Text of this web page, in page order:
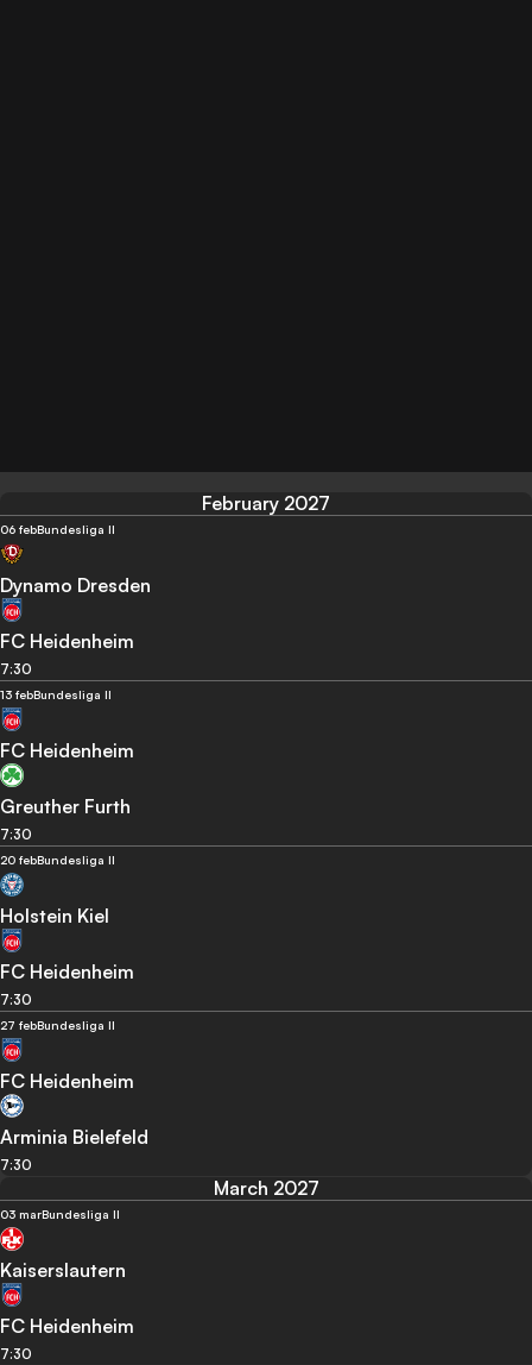
February 2027
06 febBundesliga II
Dynamo Dresden
FC Heidenheim
7:30
13 febBundesliga II
FC Heidenheim
Greuther Furth
7:30
20 febBundesliga II
Holstein Kiel
FC Heidenheim
7:30
27 febBundesliga II
FC Heidenheim
Arminia Bielefeld
7:30
March 2027
03 marBundesliga II
Kaiserslautern
FC Heidenheim
7:30